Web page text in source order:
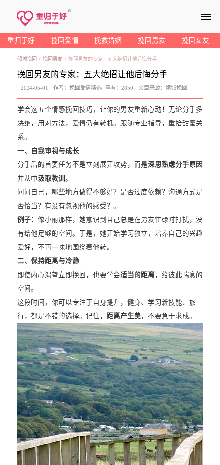
≡
重归于好 挽回爱情 挽救婚姻 挽回男友 挽回女友
倾城挽回 > 挽回男友> 挽回男友的专家：五大绝招让他后悔分手
挽回男友的专家：五大绝招让他后悔分手
2024-05-01 作者：挽回爱情精选 查看：2850 文章来源： 倾城挽回
学会这五个情感挽回技巧，让你的男友重新心动！无论分手多
决绝，用对方法，爱情仍有转机。跟随专业指导，重拾甜蜜关
系。
一、自我审视与成长
分手后的首要任务不是立刻展开攻势，而是深思熟虑分手原因
并从中汲取教训 。
问问自己，哪些地方做得不够好？是否过度依赖？沟通方式是
否恰当？有没有忽视他的感受？。
例子： 像小丽那样，她意识到自己总是在男友忙碌时打扰，没
有给他足够的空间。于是，她开始学习独立，培养自己的兴趣
爱好，不再一味地围绕着他转。
二、保持距离与冷静
即使内心渴望立即挽回，也要学会适当的距离 ，给彼此喘息的
空间。
这段时间，你可以专注于自身提升，健身、学习新技能、旅
行，都是不错的选择。记住， 距离产生美，不要急于求成。